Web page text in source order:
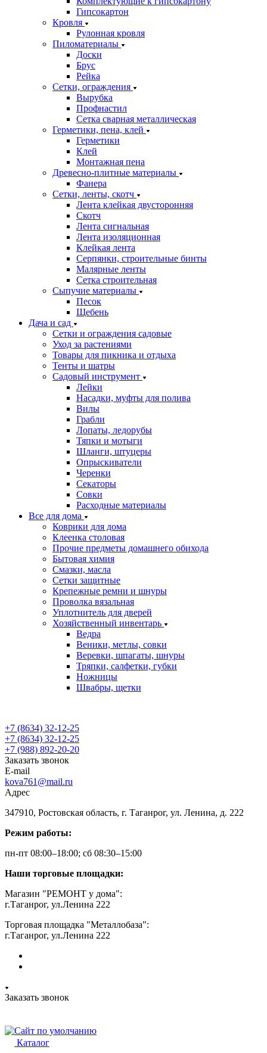
Гипсокартон
Кровля
Рулонная кровля
Пиломатериалы
Доски
Брус
Рейка
Сетки, ограждения
Вырубка
Профнастил
Сетка сварная металлическая
Герметики, пена, клей
Герметики
Клей
Монтажная пена
Древесно-плитные материалы
Фанера
Сетки, ленты, скотч
Лента клейкая двусторонняя
Скотч
Лента сигнальная
Лента изоляционная
Клейкая лента
Серпянки, строительные бинты
Малярные ленты
Сетка строительная
Сыпучие материалы
Песок
Щебень
Дача и сад
Сетки и ограждения садовые
Уход за растениями
Товары для пикника и отдыха
Тенты и шатры
Садовый инструмент
Лейки
Насадки, муфты для полива
Вилы
Грабли
Лопаты, ледорубы
Тяпки и мотыги
Шланги, штуцеры
Опрыскиватели
Черенки
Секаторы
Совки
Расходные материалы
Все для дома
Коврики для дома
Клеенка столовая
Прочие предметы домашнего обихода
Бытовая химия
Смазки, масла
Сетки защитные
Крепежные ремни и шнуры
Проволка вязальная
Уплотнитель для дверей
Хозяйственный инвентарь
Ведра
Веники, метлы, совки
Веревки, шпагаты, шнуры
Тряпки, салфетки, губки
Ножницы
Швабры, щетки
+7 (8634) 32-12-25
+7 (8634) 32-12-25
+7 (988) 892-20-20
Заказать звонок
E-mail
kova761@mail.ru
Адрес
347910, Ростовская область, г. Таганрог, ул. Ленина, д. 222
Режим работы:
пн-пт 08:00–18:00; сб 08:30–15:00
Наши торговые площадки:
Магазин "РЕМОНТ у дома":
г.Таганрог, ул.Ленина 222
Торговая площадка "Металлобаза":
г.Таганрог, ул.Ленина 222
Заказать звонок
Каталог